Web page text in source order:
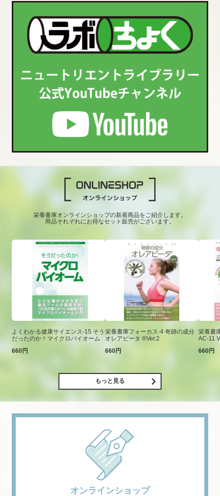
栄養書庫オンラインショップの新着商品をご紹介します。
商品それぞれにお得なセット販売がございます。
よくわかる健康サイエンス-15 そう
だったのか！マイクロバイオーム
660円
栄養書庫フォーカス-4 奇跡の成分
オレアビータ ®Ver.2
660円
栄養書
AC-11
660円
もっと見る
オンラインショップ